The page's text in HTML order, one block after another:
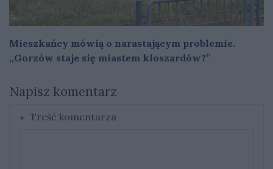
Mieszkańcy mówią o narastającym problemie.
„Gorzów staje się miastem kloszardów?”
Napisz komentarz
Treść komentarza